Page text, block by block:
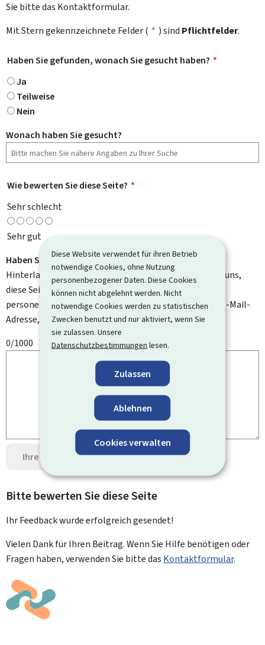
Diese Website verwendet für ihren Betrieb
notwendige Cookies, ohne Nutzung
personenbezogener Daten. Diese Cookies
können nicht abgelehnt werden. Nicht
notwendige Cookies werden zu statistischen
Zwecken benutzt und nur aktiviert, wenn Sie
sie zulassen. Unsere
Datenschutzbestimmungen lesen.
Zulassen
Ablehnen
Cookies verwalten
Sie bitte das Kontaktformular.
Mit Stern gekennzeichnete Felder ( * ) sind Pflichtfelder.
Haben Sie gefunden, wonach Sie gesucht haben? *
Ja
Teilweise
Nein
Wonach haben Sie gesucht?
Wie bewerten Sie diese Seite? *
Sehr schlecht
Sehr gut
Haben Sie Verbesserungsvorschläge?
Hinterlassen Sie uns einen Kommentar und helfen Sie uns,
diese Seite zu verbessern. Bitte geben Sie keine
personenbezogenen Daten an, wie zum Beispiel Ihre E-Mail-
Adresse, Ihren Namen oder Ihre Telefonnummer.
0/1000
Ihre Meinung senden Datenschutz
Bitte bewerten Sie diese Seite
Ihr Feedback wurdeerfolgreichgesendet!
Vielen Dank für Ihren Beitrag. Wenn Sie Hilfe benötigen oder
Fragen haben, verwenden Sie bitte das Kontaktformular.